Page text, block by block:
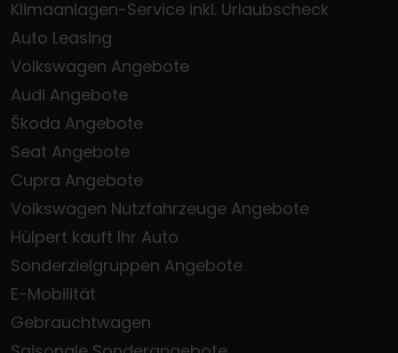
Klimaanlagen-Service inkl. Urlaubscheck
Auto Leasing
Volkswagen Angebote
Audi Angebote
Škoda Angebote
Seat Angebote
Cupra Angebote
Volkswagen Nutzfahrzeuge Angebote
Hülpert kauft Ihr Auto
Sonderzielgruppen Angebote
E-Mobilität
Gebrauchtwagen